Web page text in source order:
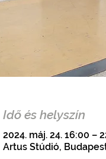
Idő és helyszín
2024. máj. 24. 16:00 –
Artus Stúdió,